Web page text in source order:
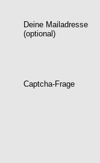
Deine Mailadresse
(optional)
Captcha-Frage